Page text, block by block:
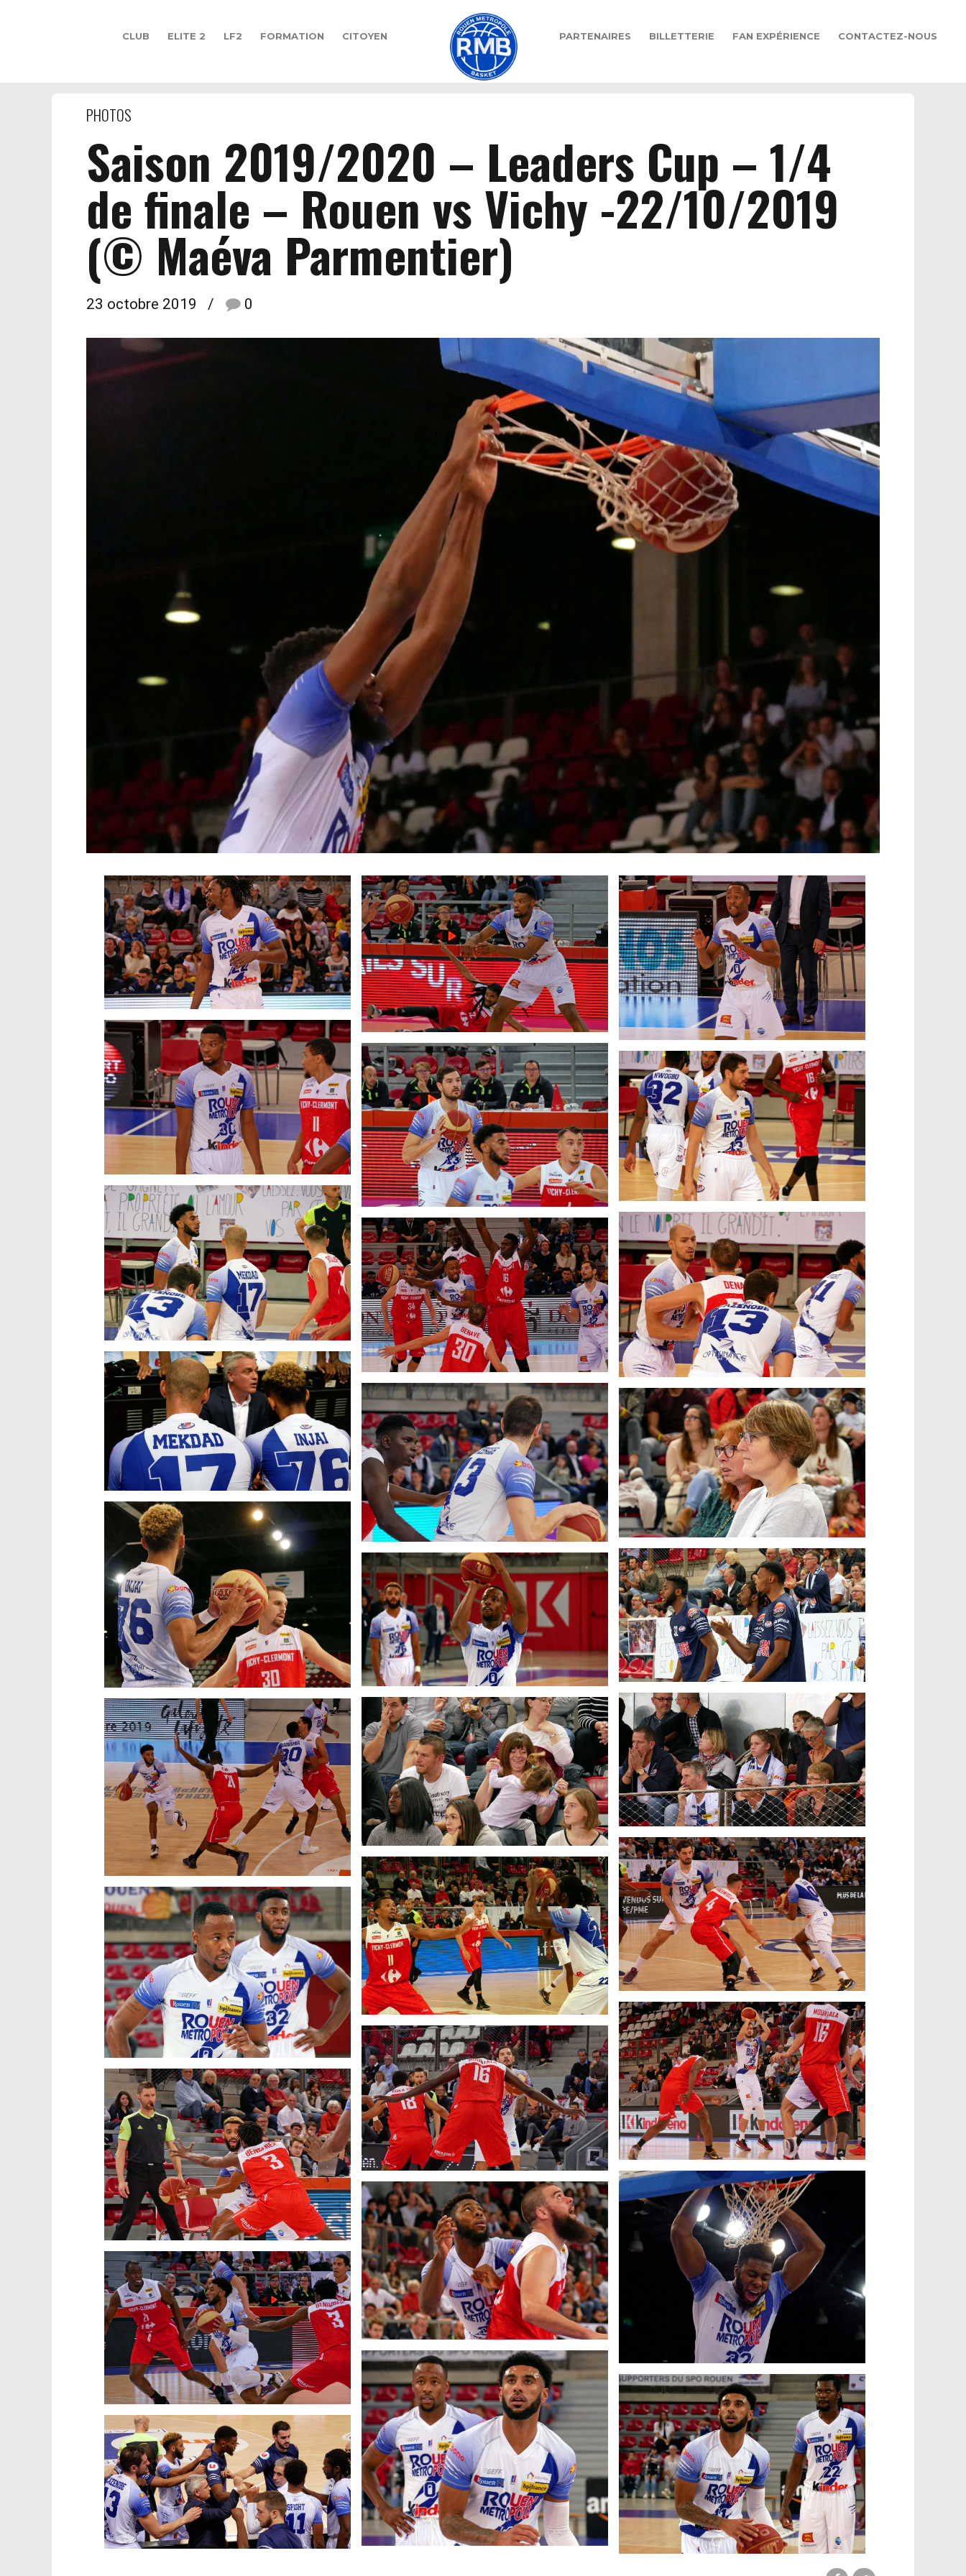
CLUB ELITE 2 LF2 FORMATION CITOYEN PARTENAIRES BILLETTERIE FAN EXPÉRIENCE CONTACTEZ-NOUS
PHOTOS
Saison 2019/2020 – Leaders Cup – 1/4
de finale – Rouen vs Vichy -22/10/2019
(© Maéva Parmentier)
23 octobre 2019 0